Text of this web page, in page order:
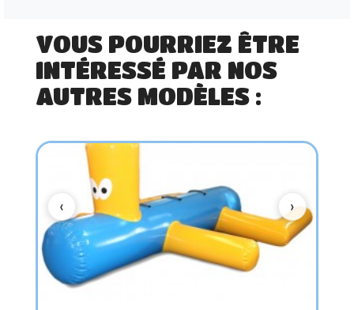
VOUS POURRIEZ ÊTRE
INTÉRESSÉ PAR NOS
AUTRES MODÈLES :